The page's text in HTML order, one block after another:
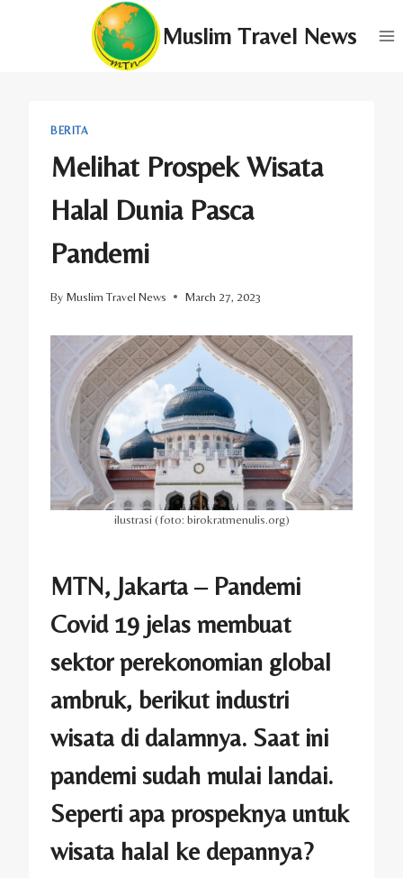
Muslim Travel News
BERITA
Melihat Prospek Wisata
Halal Dunia Pasca
Pandemi
By Muslim Travel News March 27, 2023
ilustrasi (foto: birokratmenulis.org)
MTN, Jakarta – Pandemi
Covid 19 jelas membuat
sektor perekonomian global
ambruk, berikut industri
wisata di dalamnya. Saat ini
pandemi sudah mulai landai.
Seperti apa prospeknya untuk
wisata halal ke depannya?